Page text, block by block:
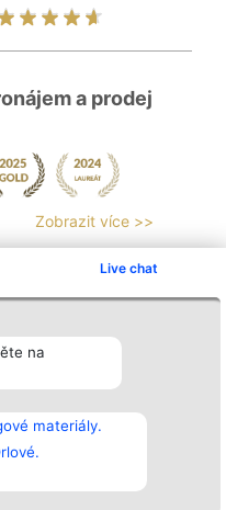
Live chat
na
materiály.
a prodej
Zobrazit více >>
Kontakt